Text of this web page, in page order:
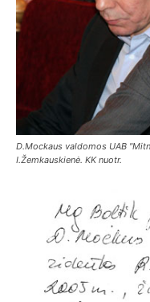
D.Mockaus valdomos UAB
I.Žemkauskienė. KK nuotr.